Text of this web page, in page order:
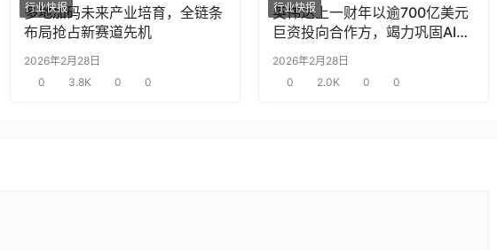
行业快报
多地加码未来产业培育，全链条
布局抢占新赛道先机
2026年2月28日
0
3.8K 0 0
行业快报
英伟达上一财年以逾700亿美元
巨资投向合作方，竭力巩固AI芯
片需求
2026年2月28日
0
2.0K 0 0